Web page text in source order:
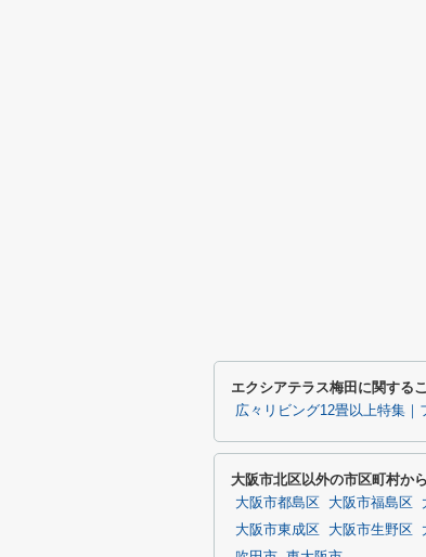
エクシアテラス梅田に関する
広々リビング12畳以上特集｜
大阪市北区以外の市区町村か
大阪市都島区 大阪市福島区
大阪市東成区
大阪市生野区